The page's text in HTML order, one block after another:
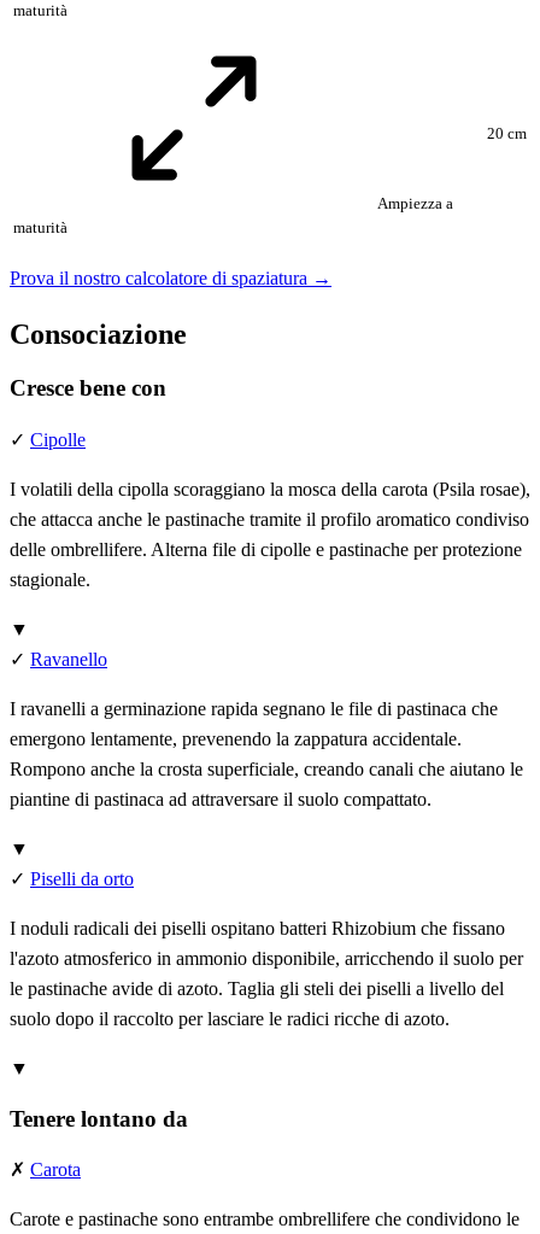
maturità
Ampiezza a
maturità
20 cm
Prova il nostro calcolatore di spaziatura →
Consociazione
Cresce bene con
✓ Cipolle
I volatili della cipolla scoraggiano la mosca della carota (Psila rosae),
che attacca anche le pastinache tramite il profilo aromatico condiviso
delle ombrellifere. Alterna file di cipolle e pastinache per protezione
stagionale.
▼
✓ Ravanello
I ravanelli a germinazione rapida segnano le file di pastinaca che
emergono lentamente, prevenendo la zappatura accidentale.
Rompono anche la crosta superficiale, creando canali che aiutano le
piantine di pastinaca ad attraversare il suolo compattato.
▼
✓ Piselli da orto
I noduli radicali dei piselli ospitano batteri Rhizobium che fissano
l'azoto atmosferico in ammonio disponibile, arricchendo il suolo per
le pastinache avide di azoto. Taglia gli steli dei piselli a livello del
suolo dopo il raccolto per lasciare le radici ricche di azoto.
▼
Tenere lontano da
✗ Carota
Carote e pastinache sono entrambe ombrellifere che condividono le